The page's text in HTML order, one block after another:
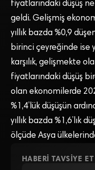
fiyatlarındaki düşüş
geldi. Gelişmiş
yıllık bazda %0,9
birinci çeyreğinde ise
karşılık, gelişmekte
fiyatlarındaki düşüş
olan ekonomilerde
%1,4’lük düşüşün
yıllık bazda %1,6’lık
ölçüde Asya
HABERI TAVSIYE ET